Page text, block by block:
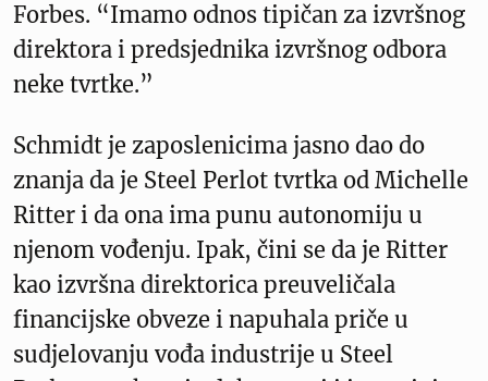
Forbes. “Imamo odnos tipičan za izvršnog
direktora i predsjednika izvršnog odbora
neke tvrtke.”
Schmidt je zaposlenicima jasno dao do
znanja da je Steel Perlot tvrtka od Michelle
Ritter i da ona ima punu autonomiju u
njenom vođenju. Ipak, čini se da je Ritter
kao izvršna direktorica preuveličala
financijske obveze i napuhala priče u
sudjelovanju vođa industrije u Steel